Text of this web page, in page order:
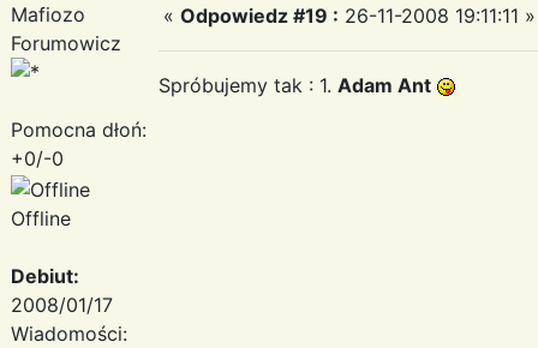
Mafiozo
Forumowicz
Pomocna dłoń:
+0/-0
Offline
Debiut:
2008/01/17
Wiadomości:
« Odpowiedz #19 : 26-11-2008 19:11:11 »
Spróbujemy tak : 1. Adam Ant